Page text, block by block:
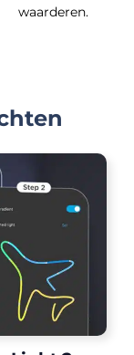
waarderen.